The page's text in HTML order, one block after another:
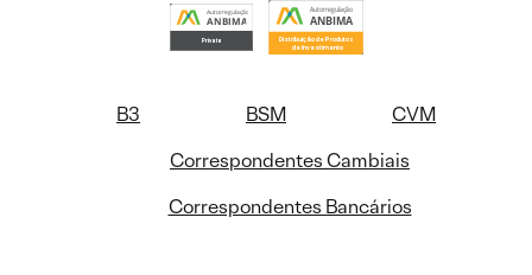
B3 BSM
CVM
Correspondentes Cambiais
Correspondentes Bancários